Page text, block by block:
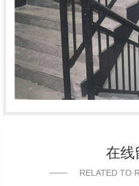
在线
RELATED TO